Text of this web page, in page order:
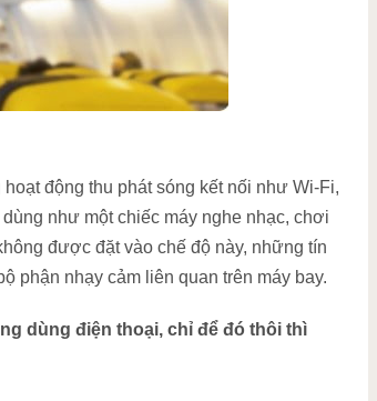
động thu phát sóng kết nối như Wi-Fi,
như một chiếc máy nghe nhạc, chơi
được đặt vào chế độ này, những tín
phận nhạy cảm liên quan trên máy bay.
dùng điện thoại, chỉ để đó thôi thì